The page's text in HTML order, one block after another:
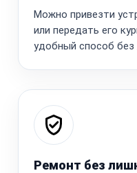
Можно привезти
или передать его
удобный способ без
Ремонт без